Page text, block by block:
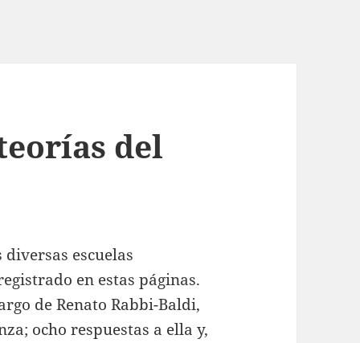
del
escuelas
en estas páginas.
de Renato Rabbi-Baldi,
ocho respuestas a ella y,